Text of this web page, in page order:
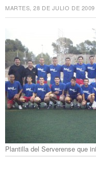
MARTES, 28 DE JULIO DE 2009
Plantilla del Serverense que